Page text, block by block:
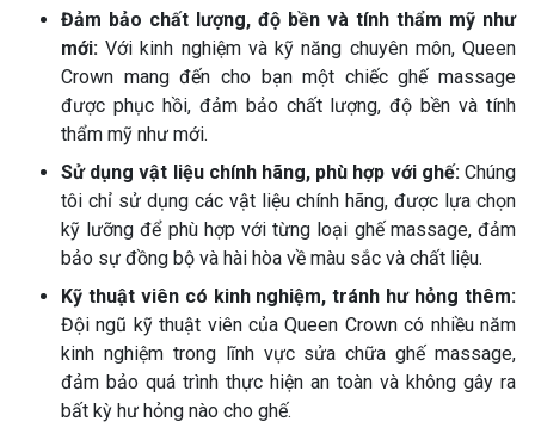
Đảm bảo chất lượng, độ bền và tính thẩm mỹ như
mới: Với kinh nghiệm và kỹ năng chuyên môn, Queen
Crown mang đến cho bạn một chiếc ghế massage
được phục hồi, đảm bảo chất lượng, độ bền và tính
thẩm mỹ như mới.
Sử dụng vật liệu chính hãng, phù hợp với ghế:Chúng
tôi chỉ sử dụng các vật liệu chính hãng, được lựa chọn
kỹ lưỡng để phù hợp với từng loại ghế massage, đảm
bảo sự đồng bộ và hài hòa về màu sắc và chất liệu.
Kỹ thuật viên có kinh nghiệm, tránh hư hỏng thêm:
Đội ngũ kỹ thuật viên của Queen Crown có nhiều năm
kinh nghiệm trong lĩnh vực sửa chữa ghế massage,
đảm bảo quá trình thực hiện an toàn và không gây ra
bất kỳ hư hỏng nào cho ghế.